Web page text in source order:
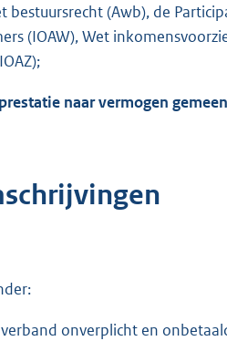
(Awb), de
(IOAW), Wet
naar vermogen
onverplicht en